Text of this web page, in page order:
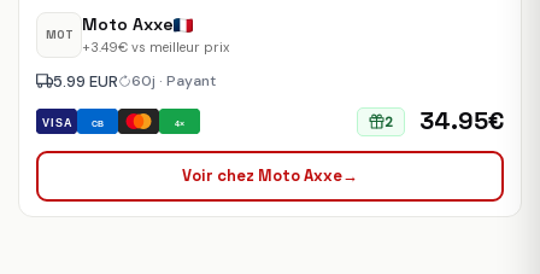
MOT Moto Axxe
+3.49€ vs meilleur prix
VISA CB 4×
5.99 EUR 60j · Payant
2 34.95€
Voir chez Moto Axxe→